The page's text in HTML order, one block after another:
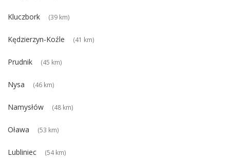
Kluczbork (39 km)
Kędzierzyn-Koźle (41 km)
Prudnik (45 km)
Nysa (46 km)
Namysłów (48 km)
Oława (53 km)
Lubliniec (54 km)